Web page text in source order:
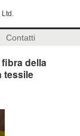
Ltd.
Contatti
della
tessile